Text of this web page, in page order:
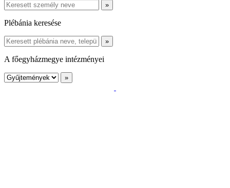
Plébánia keresése
A főegyházmegye intézményei